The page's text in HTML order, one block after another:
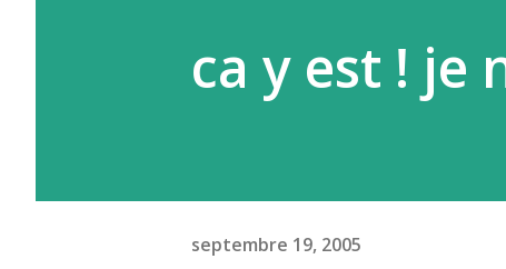
ca y est ! je
septembre 19, 2005